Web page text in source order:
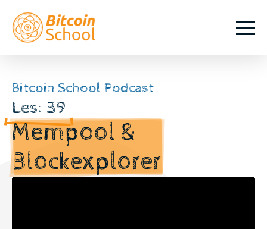
Bitcoin School Podcast
Les: 39
Mempool &
Blockexplorer